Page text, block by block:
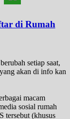
di Rumah
setiap saat,
akan di info kan
macam
sosial rumah
tersebut (khusus